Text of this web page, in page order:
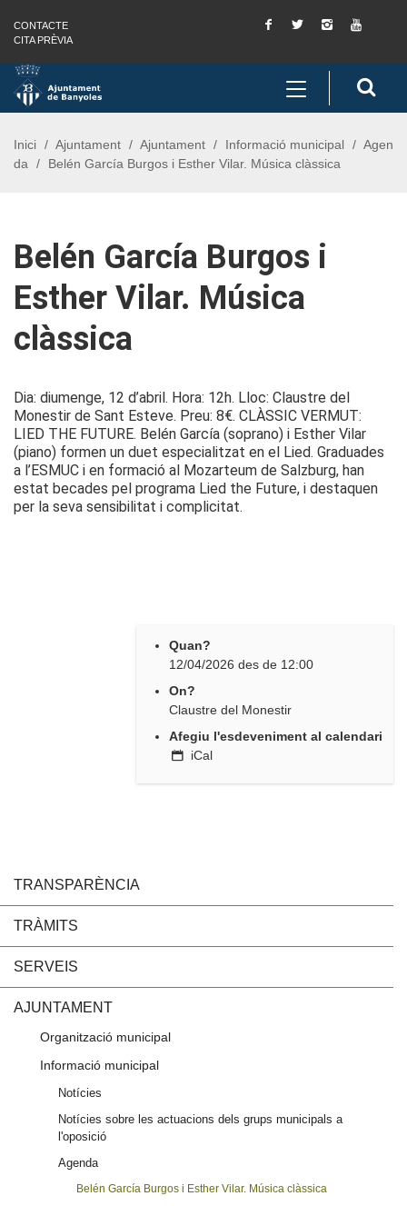
Saltar al contingut
Saltar a la navegació
Informació de contacte
CONTACTE
CITA PRÈVIA
Facebook
Twitter Instagram
Toggle
navigation
Inici Ajuntament Ajuntament Informació municipal
Agen
da
Belén García Burgos i Esther Vilar. Música clàssica
Belén García Burgos i
Esther Vilar. Música
clàssica
Dia: diumenge, 12 d’abril. Hora: 12h. Lloc: Claustre del
Monestir de Sant Esteve. Preu: 8€. CLÀSSIC VERMUT:
LIED THE FUTURE. Belén García (soprano) i Esther Vilar
(piano) formen un duet especialitzat en el Lied. Graduades
a l’ESMUC i en formació al Mozarteum de Salzburg, han
estat becades pel programa Lied the Future, i destaquen
per la seva sensibilitat i complicitat.
Quan?
12/04/2026 des de 12:00
On?
Claustre del Monestir
Afegiu l'esdeveniment al calendari
iCal
TRANSPARÈNCIA
TRÀMITS
SERVEIS
AJUNTAMENT
Organització municipal
Informació municipal
Notícies
Notícies sobre les actuacions dels grups municipals a
l'oposició
Agenda
Belén García Burgos i Esther Vilar. Música clàssica